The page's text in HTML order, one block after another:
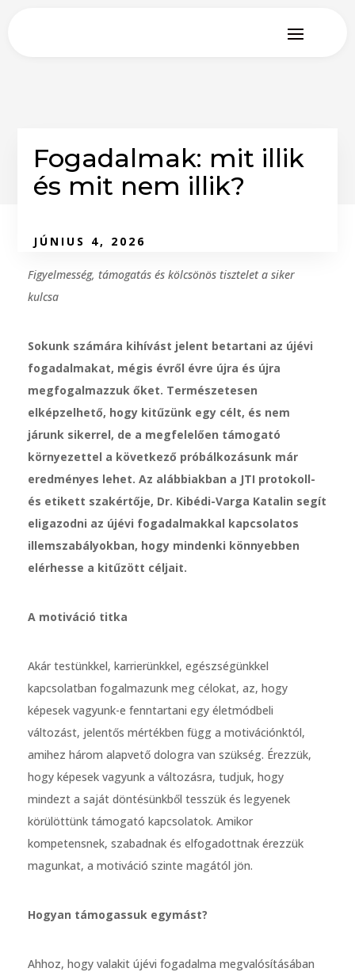
Fogadalmak: mit illik
és mit nem illik?
JÚNIUS 4, 2026
Figyelmesség, támogatás és kölcsönös tisztelet a siker
kulcsa
Sokunk számára kihívást jelent betartani az újévi
fogadalmakat, mégis évről évre újra és újra
megfogalmazzuk őket. Természetesen
elképzelhető, hogy kitűzünk egy célt, és nem
járunk sikerrel, de a megfelelően támogató
környezettel a következő próbálkozásunk már
eredményes lehet. Az alábbiakban a JTI protokoll-
és etikett szakértője, Dr. Kibédi-Varga Katalin segít
eligazodni az újévi fogadalmakkal kapcsolatos
illemszabályokban, hogy mindenki könnyebben
elérhesse a kitűzött céljait.
A motiváció titka
Akár testünkkel, karrierünkkel, egészségünkkel
kapcsolatban fogalmazunk meg célokat, az, hogy
képesek vagyunk-e fenntartani egy életmódbeli
változást, jelentős mértékben függ a motivációnktól,
amihez három alapvető dologra van szükség. Érezzük,
hogy képesek vagyunk a változásra, tudjuk, hogy
mindezt a saját döntésünkből tesszük és legyenek
körülöttünk támogató kapcsolatok. Amikor
kompetensnek, szabadnak és elfogadottnak érezzük
magunkat, a motiváció szinte magától jön.
Hogyan támogassuk egymást?
Ahhoz, hogy valakit újévi fogadalma megvalósításában